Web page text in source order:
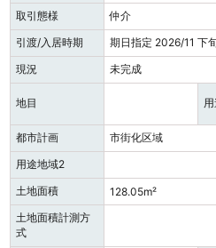
取引態様
仲介
引渡/入居時期
期日指定 2026/11 下
現況
未完成
地目
都市計画
市街化区域
用途地域2
土地面積
128.05m²
土地面積計測方
式